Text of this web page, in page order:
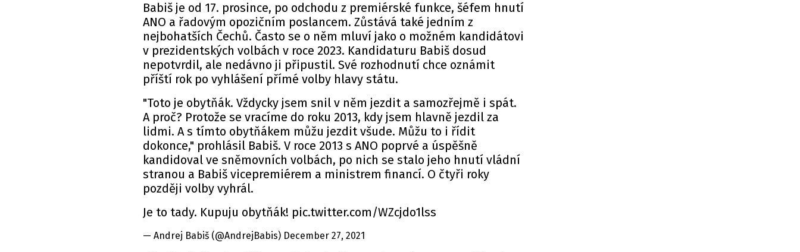
Babiš je od 17. prosince, po odchodu z premiérské funkce, šéfem hnutí
ANO a řadovým opozičním poslancem. Zůstává také jedním z
nejbohatších Čechů. Často se o něm mluví jako o možném kandidátovi
v prezidentských volbách v roce 2023. Kandidaturu Babiš dosud
nepotvrdil, ale nedávno ji připustil. Své rozhodnutí chce oznámit
příští rok po vyhlášení přímé volby hlavy státu.
"Toto je obytňák. Vždycky jsem snil v něm jezdit a samozřejmě i spát.
A proč? Protože se vracíme do roku 2013, kdy jsem hlavně jezdil za
lidmi. A s tímto obytňákem můžu jezdit všude. Můžu to i řídit
dokonce," prohlásil Babiš. V roce 2013 s ANO poprvé a úspěšně
kandidoval ve sněmovních volbách, po nich se stalo jeho hnutí vládní
stranou a Babiš vicepremiérem a ministrem financí. O čtyři roky
později volby vyhrál.
Je to tady. Kupuju obytňák! pic.twitter.com/WZcjdo1lss
— Andrej Babiš (@AndrejBabis) December 27, 2021